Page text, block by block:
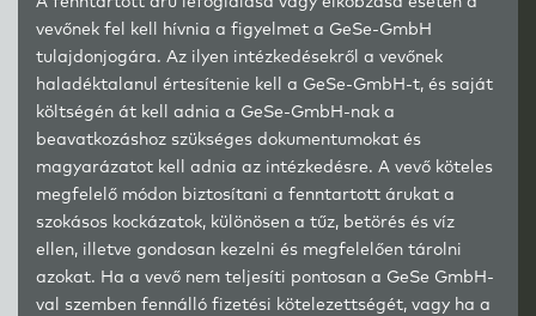
vevőnek fel kell hívnia a figyelmet a GeSe-GmbH
tulajdonjogára. Az ilyen intézkedésekről a vevőnek
haladéktalanul értesítenie kell a GeSe-GmbH-t, és saját
költségén át kell adnia a GeSe-GmbH-nak a
beavatkozáshoz szükséges dokumentumokat és
magyarázatot kell adnia az intézkedésre. A vevő köteles
megfelelő módon biztosítani a fenntartott árukat a
szokásos kockázatok, különösen a tűz, betörés és víz
ellen, illetve gondosan kezelni és megfelelően tárolni
azokat. Ha a vevő nem teljesíti pontosan a GeSe GmbH-
val szemben fennálló fizetési kötelezettségét, vagy ha a